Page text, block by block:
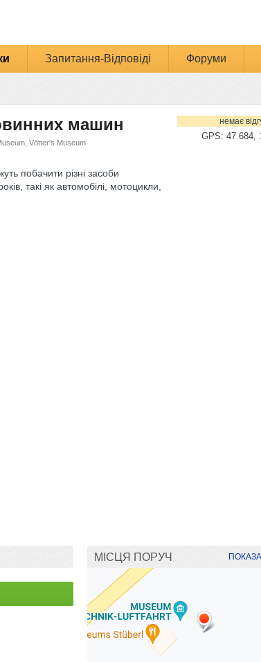
Запитання-Відповіді Форуми
немає
GPS: 47.684,
машин
Vötter's Museum
побачити різні засоби
такі як автомобілі, мотоцикли,
МІСЦЯ ПОРУЧ